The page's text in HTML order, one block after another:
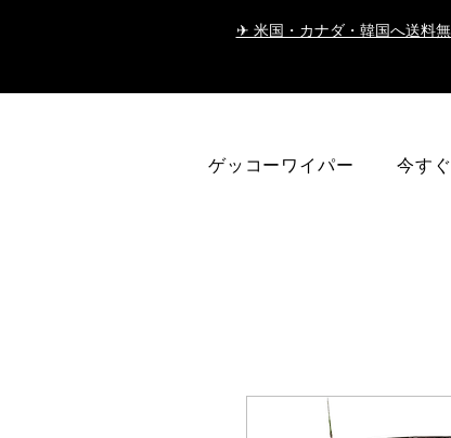
✈ 米国・カナダ・韓国へ送料
ゲッコーワイパー 今す